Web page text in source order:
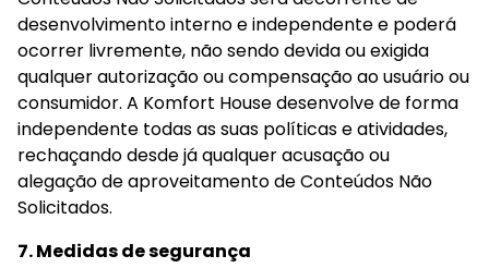
desenvolvimento interno e independente e poderá
ocorrer livremente, não sendo devida ou exigida
qualquer autorização ou compensação ao usuário ou
consumidor. A Komfort House desenvolve de forma
independente todas as suas políticas e atividades,
rechaçando desde já qualquer acusação ou
alegação de aproveitamento de Conteúdos Não
Solicitados.
7. Medidas de segurança